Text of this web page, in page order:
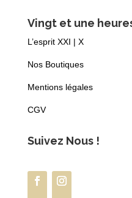
Vingt et une
L’esprit XXI | X
Nos Boutiques
Mentions légales
CGV
Suivez Nous !